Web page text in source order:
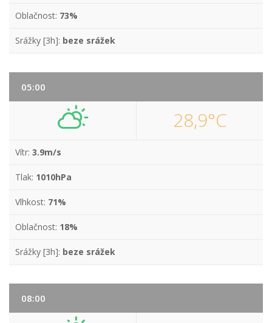
Oblačnost: 73%
Srážky [3h]: beze srážek
05:00
28,9°C
Vítr: 3.9m/s
Tlak: 1010hPa
Vlhkost: 71%
Oblačnost: 18%
Srážky [3h]: beze srážek
08:00